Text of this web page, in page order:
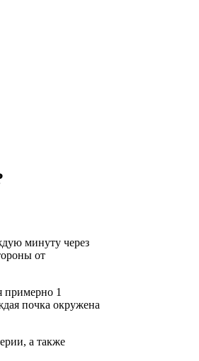
минуту через
от
примерно 1
почка окружена
а также